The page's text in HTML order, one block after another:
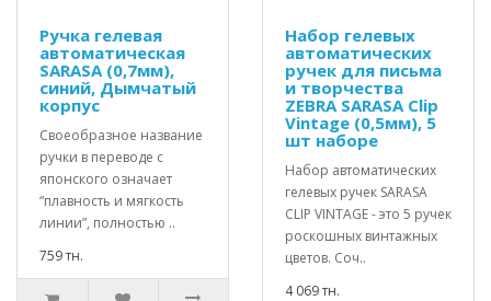
Ручка гелевая
автоматическая
SARASA (0,7мм),
синий, Дымчатый
корпус
Своеобразное название
ручки в переводе с
японского означает
“плавность и мягкость
линии”, полностью ..
759 тн.
Набор гелевых
автоматических
ручек для письма
и творчества
ZEBRA SARASA Clip
Vintage (0,5мм), 5
шт наборе
Набор автоматических
гелевых ручек SARASA
CLIP VINTAGE - это 5 ручек
роскошных винтажных
цветов. Соч..
4 069 тн.